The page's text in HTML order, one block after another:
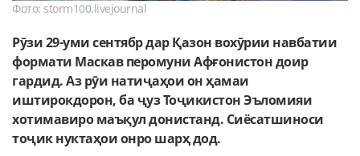
Фото: storm100.livejournal
Рӯзи 29-уми сентябр дар Қазон вохӯрии навбатии
формати Маскавперомуни Афғонистон доир
гардид. Аз рӯи натиҷаҳоион ҳамаи
иштирокдорон, ба ҷуз ТоҷикистонЭъломияи
хотимавиро маъқул донистанд. Сиёсатшиноси
тоҷик нуктаҳои онро шарҳ дод.